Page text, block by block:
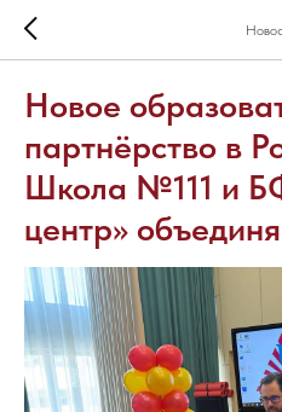
Новое
партнёрство в
Школа №111 и
центр»